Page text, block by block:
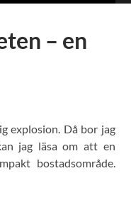
– en
explosion. Då bor jag
jag läsa om att en
bostadsområde.